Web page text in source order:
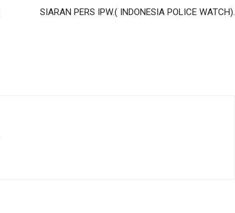
SIARAN PERS IPW.( INDONESIA POLICE WATCH).